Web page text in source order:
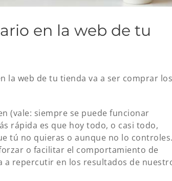
en la web de tu
la web de tu tienda va a ser comprar los
(vale: siempre se puede funcionar
rápida es que hoy todo, o casi todo,
tú no quieras o aunque no lo controles.
o facilitar el comportamiento de
a repercutir en los resultados de